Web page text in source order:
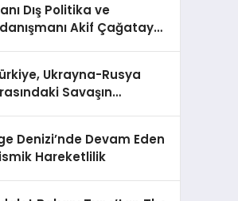
Dış Politika ve
Akif Çağatay
Ukrayna-Rusya
Savaşın
Denizi’nde Devam Eden
Hareketlilik